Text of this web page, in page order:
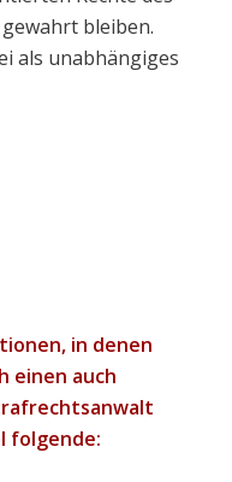
bleiben.
als unabhängiges
in denen
einen auch
folgende: